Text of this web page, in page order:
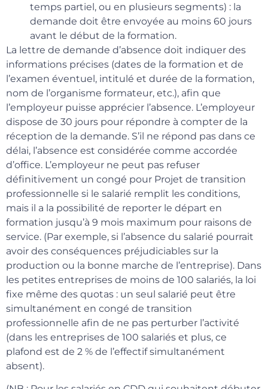
temps partiel, ou en plusieurs segments) : la
demande doit être envoyée au moins 60 jours
avant le début de la formation.
La lettre de demande d’absence doit indiquer des
informations précises (dates de la formation et de
l’examen éventuel, intitulé et durée de la formation,
nom de l’organisme formateur, etc.), afin que
l’employeur puisse apprécier l’absence. L’employeur
dispose de 30 jours pour répondre à compter de la
réception de la demande. S’il ne répond pas dans ce
délai, l’absence est considérée comme accordée
d’office. L’employeur ne peut pas refuser
définitivement un congé pour Projet de transition
professionnelle si le salarié remplit les conditions,
mais il a la possibilité de reporter le départ en
formation jusqu’à 9 mois maximum pour raisons de
service. (Par exemple, si l’absence du salarié pourrait
avoir des conséquences préjudiciables sur la
production ou la bonne marche de l’entreprise). Dans
les petites entreprises de moins de 100 salariés, la loi
fixe même des quotas : un seul salarié peut être
simultanément en congé de transition
professionnelle afin de ne pas perturber l’activité
(dans les entreprises de 100 salariés et plus, ce
plafond est de 2 % de l’effectif simultanément
absent).